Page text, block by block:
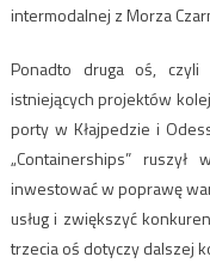
intermodalnej z Morza
Ponadto druga oś,
istniejących projektów
porty w Kłajpedzie i
„Containerships”
inwestować w poprawę
usług i zwiększyć
trzecia oś dotyczy dalszej